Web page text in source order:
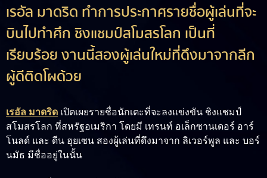
เรอัล มาดริด ทำการประกาศรายชื่อผู้เล่นที่จะ
บินไปทำศึก ชิงแชมป์สโมสรโลก เป็นที่
เรียบร้อย งานนี้สองผู้เล่นใหม่ที่ดึงมาจากลีก
ผู้ดีติดโผด้วย
เรอัล มาดริด เปิดเผยรายชื่อนักเตะที่จะลงแข่งขัน ชิงแชมป์
สโมสรโลก ที่สหรัฐอเมริกา โดยมี เทรนท์ อเล็กซานเดอร์ อาร์
โนลด์ และ ดีน ฮุยเซน สองผู้เล่นที่ดึงมาจาก ลิเวอร์พูล และ บอร์
นมัธ มีชื่ออยู่ในนั้น